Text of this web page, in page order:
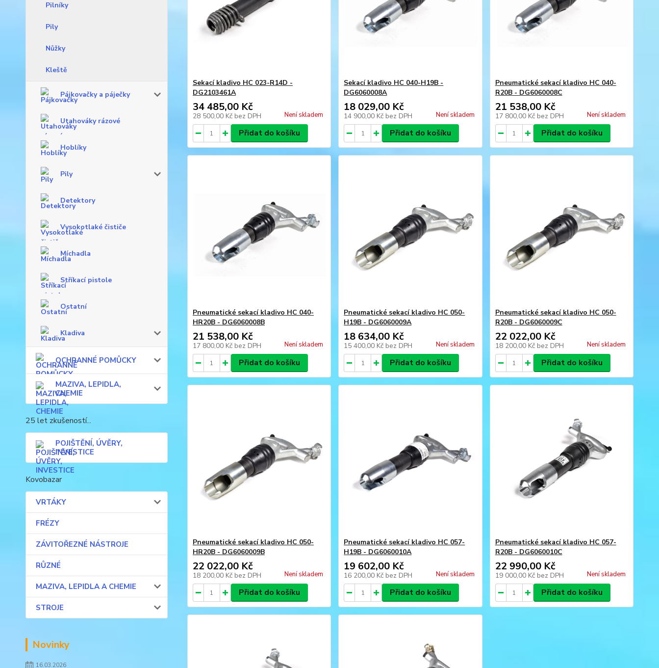
Pilníky
Pily
Nůžky
Kleště
Pájkovačky a páječky
Utahováky rázové
Hoblíky
Pily
Detektory
Vysokotlaké čističe
Míchadla
Stříkací pistole
Ostatní
Kladiva
OCHRANNÉ POMŮCKY
MAZIVA, LEPIDLA,
CHEMIE
25 let zkušeností...
POJIŠTĚNÍ, ÚVĚRY,
INVESTICE
Kovobazar
VRTÁKY
FRÉZY
ZÁVITOŘEZNÉ NÁSTROJE
RŮZNÉ
MAZIVA, LEPIDLA A CHEMIE
STROJE
Novinky
16.03.2026
Sekací kladivo HC 023-R14D -
DG2103461A
34 485,00 Kč
28 500,00 Kč bez DPH Není skladem
Přidat do košíku
Sekací kladivo HC 040-H19B -
DG6060008A
18 029,00 Kč
14 900,00 Kč bez DPH Není skladem
Přidat do košíku
Pneumatické sekací kladivo HC 040-
R20B - DG6060008C
21 538,00 Kč
17 800,00 Kč bez DPH Není skladem
Přidat do košíku
Pneumatické sekací kladivo HC 040-
HR20B - DG6060008B
21 538,00 Kč
17 800,00 Kč bez DPH Není skladem
Přidat do košíku
Pneumatické sekací kladivo HC 050-
H19B - DG6060009A
18 634,00 Kč
15 400,00 Kč bez DPH Není skladem
Přidat do košíku
Pneumatické sekací kladivo HC 050-
R20B - DG6060009C
22 022,00 Kč
18 200,00 Kč bez DPH Není skladem
Přidat do košíku
Pneumatické sekací kladivo HC 050-
HR20B - DG6060009B
22 022,00 Kč
18 200,00 Kč bez DPH Není skladem
Přidat do košíku
Pneumatické sekací kladivo HC 057-
H19B - DG6060010A
19 602,00 Kč
16 200,00 Kč bez DPH Není skladem
Přidat do košíku
Pneumatické sekací kladivo HC 057-
R20B - DG6060010C
22 990,00 Kč
19 000,00 Kč bez DPH Není skladem
Přidat do košíku